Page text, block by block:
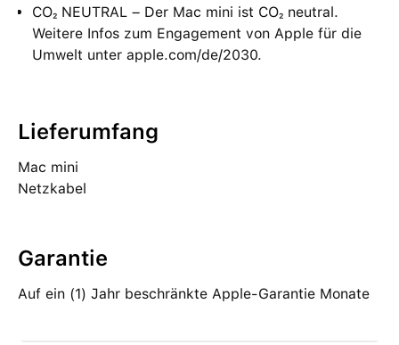
CO₂ NEUTRAL – Der Mac mini ist CO₂ neutral.
Weitere Infos zum Engagement von Apple für die
Umwelt unter apple.com/de/2030.
Lieferumfang
Mac mini
Netzkabel
Garantie
Auf ein (1) Jahr beschränkte Apple-Garantie Monate